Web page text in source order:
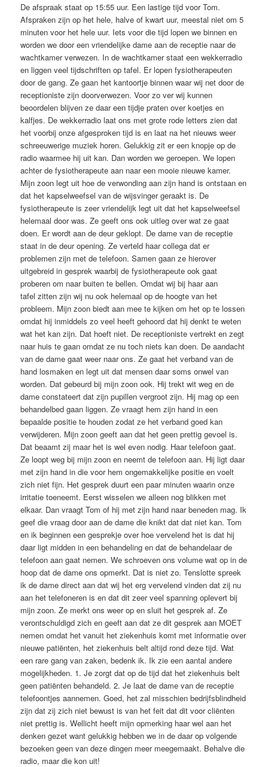
De afspraak staat op 15:55 uur. Een lastige tijd voor Tom.
Afspraken zijn op het hele, halve of kwart uur, meestal niet om 5
minuten voor het hele uur. Iets voor die tijd lopen we binnen en
worden we door een vriendelijke dame aan de receptie naar de
wachtkamer verwezen. In de wachtkamer staat een wekkerradio
en liggen veel tijdschriften op tafel. Er lopen fysiotherapeuten
door de gang. Ze gaan het kantoortje binnen waar wij net door de
receptioniste zijn doorverwezen. Voor zo ver wij kunnen
beoordelen blijven ze daar een tijdje praten over koetjes en
kalfjes. De wekkerradio laat ons met grote rode letters zien dat
het voorbij onze afgesproken tijd is en laat na het nieuws weer
schreeuwerige muziek horen. Gelukkig zit er een knopje op de
radio waarmee hij uit kan. Dan worden we geroepen. We lopen
achter de fysiotherapeute aan naar een mooie nieuwe kamer.
Mijn zoon legt uit hoe de verwonding aan zijn hand is ontstaan en
dat het kapselweefsel van de wijsvinger geraakt is. De
fysiotherapeute is zeer vriendelijk legt uit dat het kapselweefsel
helemaal door was. Ze geeft ons ook uitleg over wat ze gaat
doen. Er wordt aan de deur geklopt. De dame van de receptie
staat in de deur opening. Ze verteld haar collega dat er
problemen zijn met de telefoon. Samen gaan ze hierover
uitgebreid in gesprek waarbij de fysiotherapeute ook gaat
proberen om naar buiten te bellen. Omdat wij bij haar aan
tafel zitten zijn wij nu ook helemaal op de hoogte van het
probleem. Mijn zoon biedt aan mee te kijken om het op te lossen
omdat hij inmiddels zo veel heeft gehoord dat hij denkt te weten
wat het kan zijn. Dat hoeft niet. De receptioniste vertrekt en zegt
naar huis te gaan omdat ze nu toch niets kan doen. De aandacht
van de dame gaat weer naar ons. Ze gaat het verband van de
hand losmaken en legt uit dat mensen daar soms onwel van
worden. Dat gebeurd bij mijn zoon ook. Hij trekt wit weg en de
dame constateert dat zijn pupillen vergroot zijn. Hij mag op een
behandelbed gaan liggen. Ze vraagt hem zijn hand in een
bepaalde positie te houden zodat ze het verband goed kan
verwijderen. Mijn zoon geeft aan dat het geen prettig gevoel is.
Dat beaamt zij maar het is wel even nodig. Haar telefoon gaat.
Ze loopt weg bij mijn zoon en neemt de telefoon aan. Hij ligt daar
met zijn hand in die voor hem ongemakkelijke positie en voelt
zich niet fijn. Het gesprek duurt een paar minuten waarin onze
irritatie toeneemt. Eerst wisselen we alleen nog blikken met
elkaar. Dan vraagt Tom of hij met zijn hand naar beneden mag. Ik
geef die vraag door aan de dame die knikt dat dat niet kan. Tom
en ik beginnen een gesprekje over hoe vervelend het is dat hij
daar ligt midden in een behandeling en dat de behandelaar de
telefoon aan gaat nemen. We schroeven ons volume wat op in de
hoop dat de dame ons opmerkt. Dat is niet zo. Tenslotte spreek
ik de dame direct aan dat wij het erg vervelend vinden dat zij nu
aan het telefoneren is en dat dit zeer veel spanning oplevert bij
mijn zoon. Ze merkt ons weer op en sluit het gesprek af. Ze
verontschuldigd zich en geeft aan dat ze dit gesprek aan MOET
nemen omdat het vanuit het ziekenhuis komt met informatie over
nieuwe patiënten, het ziekenhuis belt altijd rond deze tijd. Wat
een rare gang van zaken, bedenk ik. Ik zie een aantal andere
mogelijkheden. 1. Je zorgt dat op de tijd dat het ziekenhuis belt
geen patiënten behandeld. 2. Je laat de dame van de receptie
telefoontjes aannemen. Goed, het zal misschien bedrijfsblindheid
zijn dat zij zich niet bewust is van het feit dat dit voor cliënten
niet prettig is. Wellicht heeft mijn opmerking haar wel aan het
denken gezet want gelukkig hebben we in de daar op volgende
bezoeken geen van deze dingen meer meegemaakt. Behalve die
radio, maar die kon uit!